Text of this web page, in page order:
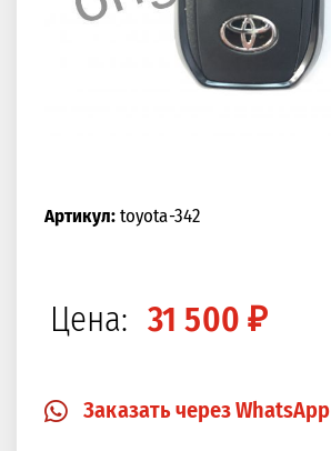
Артикул:toyota-342
Цена: 31 500 ₽
Заказать через WhatsApp